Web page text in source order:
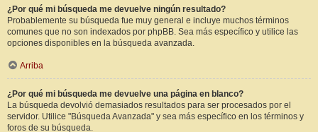
¿Por qué mi búsqueda me devuelve ningún resultado?
Probablemente su búsqueda fue muy general e incluye muchos términos
comunes que no son indexados por phpBB. Sea más específico y utilice las
opciones disponibles en la búsqueda avanzada.
Arriba
¿Por qué mi búsqueda me devuelve una página en blanco?
La búsqueda devolvió demasiados resultados para ser procesados por el
servidor. Utilice "Búsqueda Avanzada" y sea más específico en los términos y
foros de su búsqueda.